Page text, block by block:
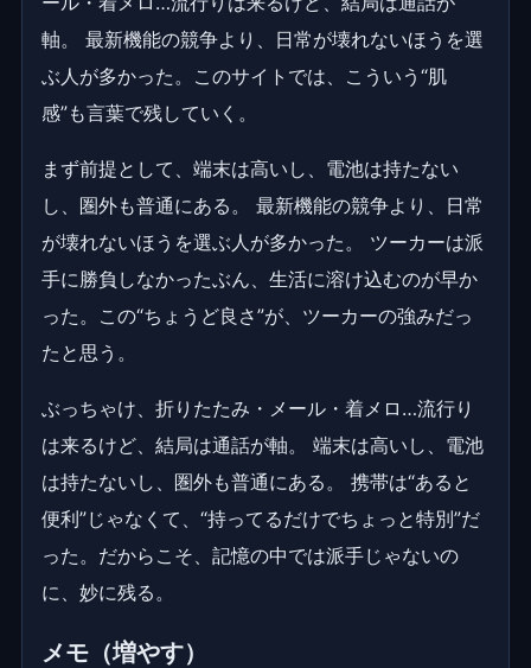
軸。 最新機能の競争より、日常が壊れないほうを選
ぶ人が多かった。このサイトでは、こういう“肌
感”も言葉で残していく。
まず前提として、端末は高いし、電池は持たない
し、圏外も普通にある。 最新機能の競争より、日常
が壊れないほうを選ぶ人が多かった。 ツーカーは派
手に勝負しなかったぶん、生活に溶け込むのが早か
った。この“ちょうど良さ”が、ツーカーの強みだっ
たと思う。
ぶっちゃけ、折りたたみ・メール・着メロ…流行り
は来るけど、結局は通話が軸。 端末は高いし、電池
は持たないし、圏外も普通にある。 携帯は“あると
便利”じゃなくて、“持ってるだけでちょっと特別”だ
った。だからこそ、記憶の中では派手じゃないの
に、妙に残る。
メモ（増やす）